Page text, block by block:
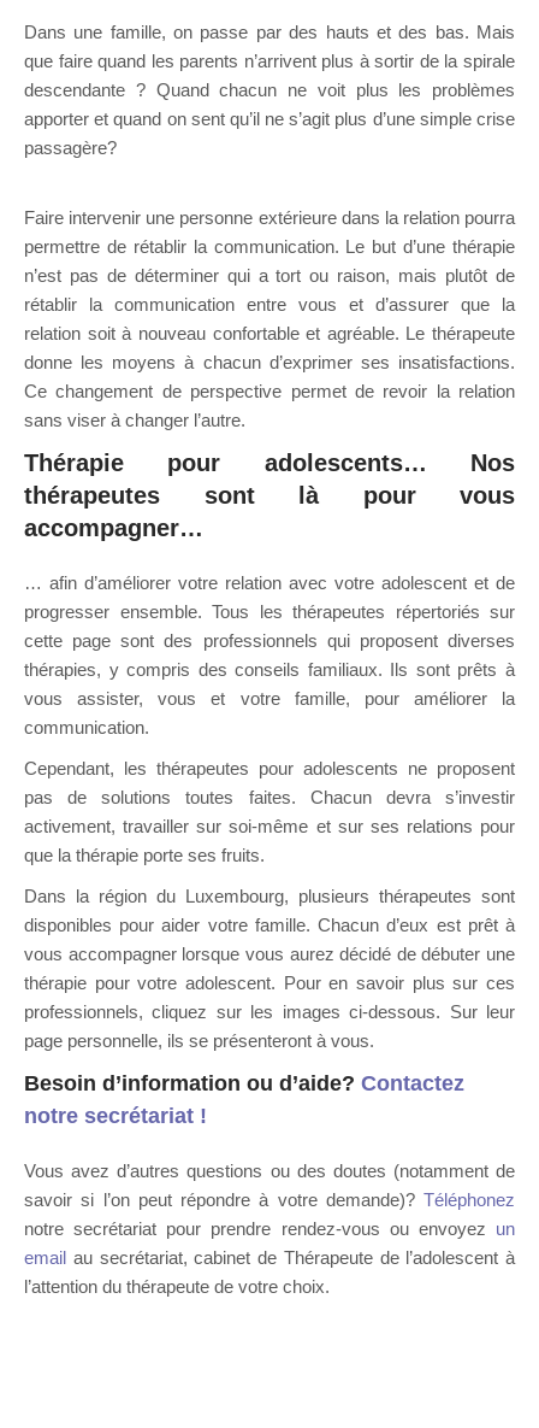
Dans une famille, on passe par des hauts et des bas. Mais
que faire quand les parents n’arrivent plus à sortir de la spirale
descendante ? Quand chacun ne voit plus les problèmes
apporter et quand on sent qu’il ne s’agit plus d’une simple crise
passagère?
Faire intervenir une personne extérieure dans la relation pourra
permettre de rétablir la communication. Le but d’une thérapie
n’est pas de déterminer qui a tort ou raison, mais plutôt de
rétablir la communication entre vous et d’assurer que la
relation soit à nouveau confortable et agréable. Le thérapeute
donne les moyens à chacun d’exprimer ses insatisfactions.
Ce changement de perspective permet de revoir la relation
sans viser à changer l’autre.
Thérapie pour adolescents… Nos
thérapeutes sont là pour vous
accompagner…
… afin d’améliorer votre relation avec votre adolescent et de
progresser ensemble. Tous les thérapeutes répertoriés sur
cette page sont des professionnels qui proposent diverses
thérapies, y compris des conseils familiaux. Ils sont prêts à
vous assister, vous et votre famille, pour améliorer la
communication.
Cependant, les thérapeutes pour adolescents ne proposent
pas de solutions toutes faites. Chacun devra s’investir
activement, travailler sur soi-même et sur ses relations pour
que la thérapie porte ses fruits.
Dans la région du Luxembourg, plusieurs thérapeutes sont
disponibles pour aider votre famille. Chacun d’eux est prêt à
vous accompagner lorsque vous aurez décidé de débuter une
thérapie pour votre adolescent. Pour en savoir plus sur ces
professionnels, cliquez sur les images ci-dessous. Sur leur
page personnelle, ils se présenteront à vous.
Besoin d’information ou d’aide? Contactez
notre secrétariat !
Vous avez d’autres questions ou des doutes (notamment de
savoir si l’on peut répondre à votre demande)? Téléphonez
notre secrétariat pour prendre rendez-vous ou envoyez un
email au secrétariat, cabinet de Thérapeute de l’adolescent à
l’attention du thérapeute de votre choix.